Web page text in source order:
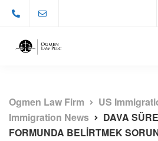
Ogmen Law Firm US
Immigration News
DAVA
FORMUNDA BELİRTMEK